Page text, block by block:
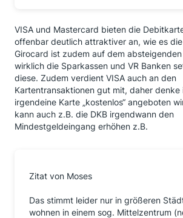
VISA und Mastercard bieten die
offenbar deutlich attraktiver an, wie es
Girocard ist zudem auf dem
wirklich die Sparkassen und VR Banken
diese. Zudem verdient VISA auch an den
Kartentransaktionen gut mit, daher denke
irgendeine Karte „kostenlos“ angeboten
kann auch z.B. die DKB irgendwann den
Mindestgeldeingang erhöhen z.B.
Zitat von Moses
Das stimmt leider nur in größeren
wohnen in einem sog. Mittelzentrum